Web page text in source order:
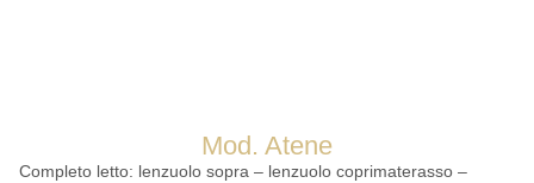
Mod. Atene
Completo letto: lenzuolo sopra – lenzuolo coprimaterasso –